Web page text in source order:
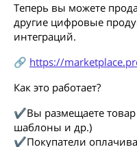
Теперь вы можете
другие цифровые
интеграций.
🔗 https://
Как это работает?
✔Вы размещаете товар
шаблоны и др.)
✔Покупатели